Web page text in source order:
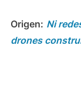
Origen: Ni
drones